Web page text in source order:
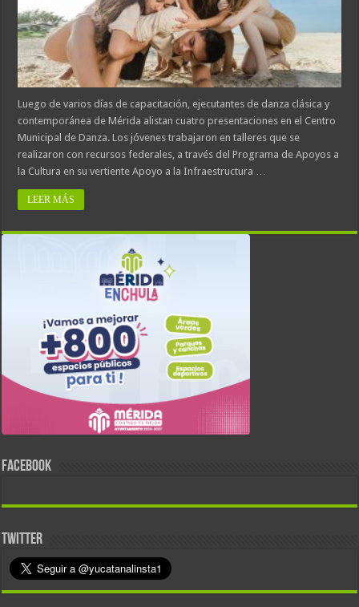
Luego de varios días de capacitación, ejecutantes de danza clásica y
contemporánea de Mérida alistan cuatro presentaciones en el Centro
Municipal de Danza. Los jóvenes trabajaron en talleres que se
realizaron con recursos federales, a través del Programa de Apoyos a
la Cultura en su vertiente Apoyo a la Infraestructura …
LEER MÁS
FACEBOOK
TWITTER